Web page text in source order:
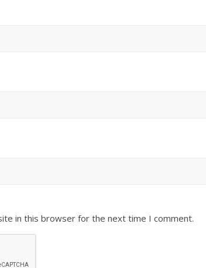
in this browser for the next time I comment.